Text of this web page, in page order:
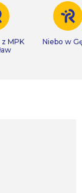
MPK
Niebo w